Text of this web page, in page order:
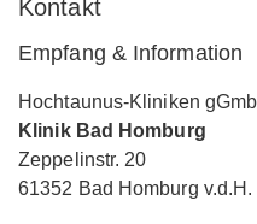
Kontakt
Empfang & Information
Hochtaunus-Kliniken
Klinik Bad Homburg
Zeppelinstr. 20
61352 Bad Homburg v.d.H.